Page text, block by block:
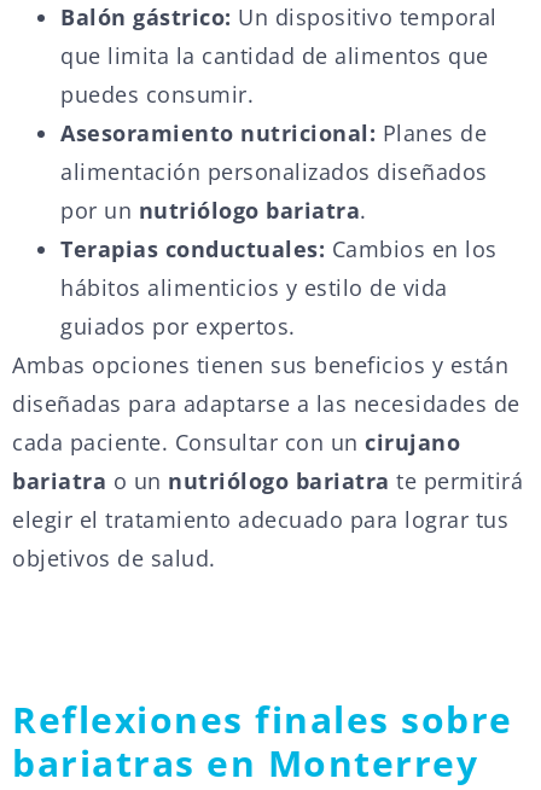
Balón gástrico: Un dispositivo temporal
que limita la cantidad de alimentos que
puedes consumir.
Asesoramiento nutricional: Planes de
alimentación personalizados diseñados
por un nutriólogo bariatra.
Terapias conductuales: Cambios en los
hábitos alimenticios y estilo de vida
guiados por expertos.
Ambas opciones tienen sus beneficios y están
diseñadas para adaptarse a las necesidades de
cada paciente. Consultar con un cirujano
bariatra o un nutriólogo bariatra te permitirá
elegir el tratamiento adecuado para lograr tus
objetivos de salud.
Reflexiones finales sobre
bariatras en Monterrey